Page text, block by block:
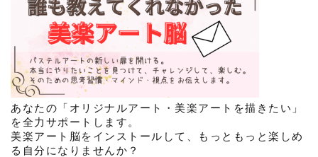
あなたの「オリジナルアート・美楽アートを描きたい」
を全力サポートします。
美楽アート脳をインストールして、もっともっと楽しめ
る自分になりませんか？